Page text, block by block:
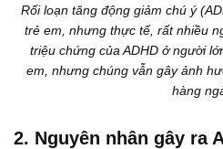
Rối loạn tăng động giảm chú ý
trẻ em, nhưng thực tế, rất nhiều
triệu chứng của ADHD ở người
em, nhưng chúng vẫn gây ảnh
hàng
2. Nguyên nhân gây ra